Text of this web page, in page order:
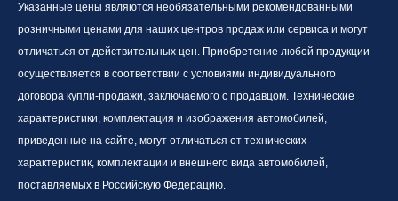
Указанные цены являются необязательными рекомендованными
розничными ценами для наших центров продаж или сервиса и могут
отличаться от действительных цен. Приобретение любой продукции
осуществляется в соответствии с условиями индивидуального
договора купли-продажи, заключаемого с продавцом. Технические
характеристики, комплектация и изображения автомобилей,
приведенные на сайте, могут отличаться от технических
характеристик, комплектации и внешнего вида автомобилей,
поставляемых в Российскую Федерацию.